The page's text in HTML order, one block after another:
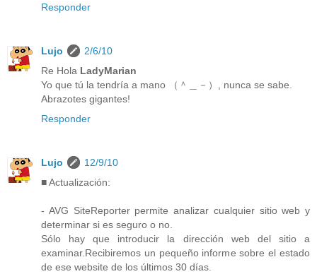
Responder
Lujo
2/6/10
Re Hola LadyMarian
Yo que tú la tendría a mano （＾＿－）, nunca se sabe.
Abrazotes gigantes!
Responder
Lujo
12/9/10
■ Actualización:
- AVG SiteReporter permite analizar cualquier sitio web y
determinar si es seguro o no.
Sólo hay que introducir la dirección web del sitio a
examinar.Recibiremos un pequeño informe sobre el estado
de ese website de los últimos 30 días.